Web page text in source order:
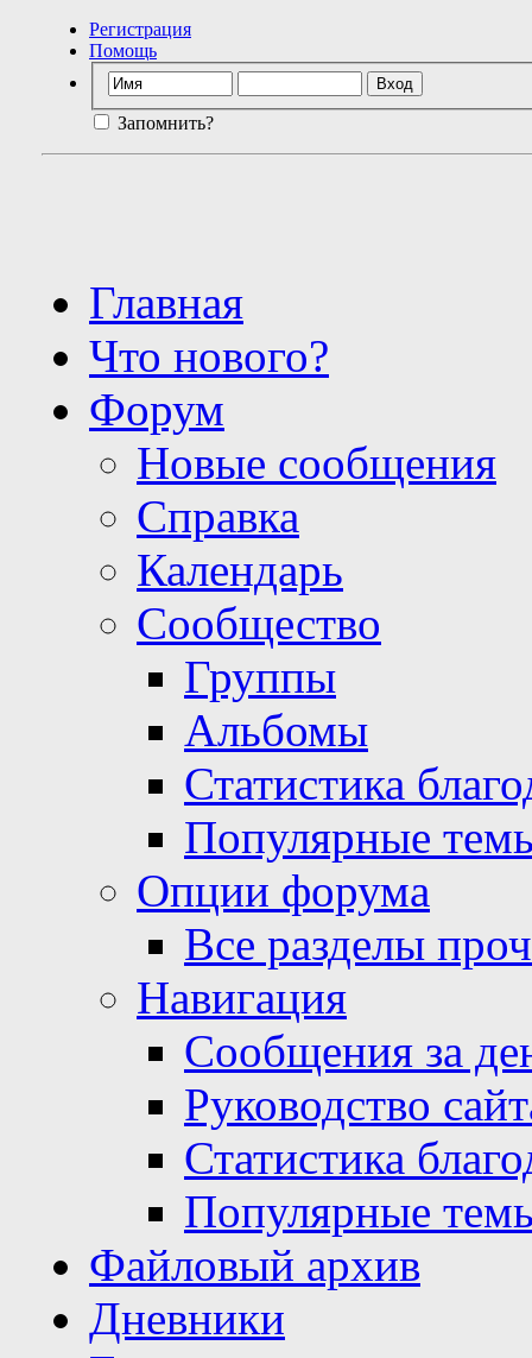
Регистрация
Помощь
Запомнить?
Главная
Что нового?
Форум
Новые сообщения
Справка
Календарь
Сообщество
Группы
Альбомы
Статистика
Популярные
Опции форума
Все разделы
Навигация
Сообщения за
Руководство
Статистика
Популярные
Файловый архив
Дневники